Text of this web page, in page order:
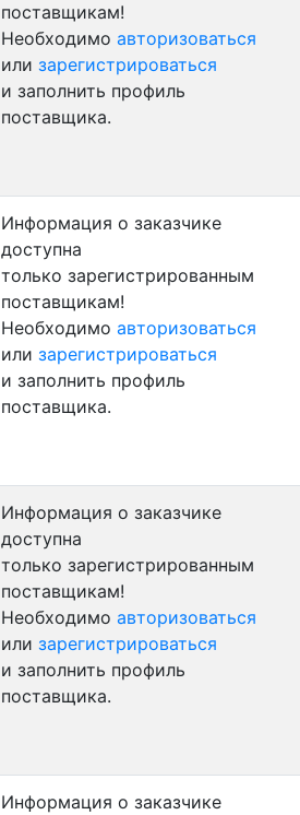
поставщикам!
Необходимо авторизоваться
или зарегистрироваться
и заполнить профиль
поставщика.
Информация о заказчике
доступна
только зарегистрированным
поставщикам!
Необходимо авторизоваться
или зарегистрироваться
и заполнить профиль
поставщика.
Информация о заказчике
доступна
только зарегистрированным
поставщикам!
Необходимо авторизоваться
или зарегистрироваться
и заполнить профиль
поставщика.
Информация о заказчике